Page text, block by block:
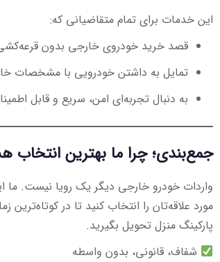
این خدمات برای تمام متقاضیانی که:
قصد خرید خودروی خارجی بدون قرعه‌کشی
تمایل به داشتن خودرویی با مشخصات
به دنبال تجربه‌ای امن، سریع و قابل
جمع‌بندی؛ چرا ما بهترین انتخاب
واردات خودرو خارجی دیگر یک رویا نیست. ما
مورد علاقه‌تان را انتخاب کنید تا در
پارکینگ منزل تحویل بگیرید.
شفاف، قانونی، بدون واسطه